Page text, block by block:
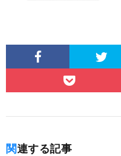
関連する記事